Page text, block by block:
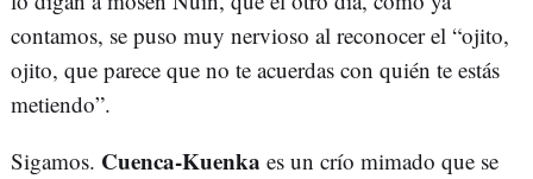
contamos, se puso muy nervioso al reconocer el “ojito,
ojito, que parece que no te acuerdas con quién te estás
metiendo”.
Sigamos. Cuenca-Kuenka es un crío mimado que se